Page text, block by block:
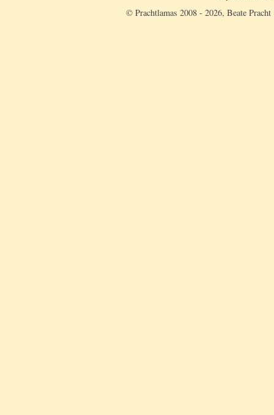
© Prachtlamas 2008 - 2026, Beate Pracht